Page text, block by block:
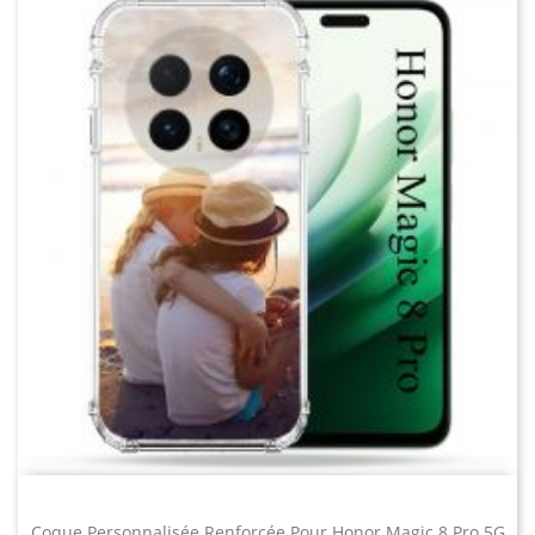
P30 Lite - Coque /
housse
personnalisée
P30 Pro - Coque /
personnalisée
P40 - Coque /
housse
personnalisée
P40 Lite 4G - Coque
/ Housse
personnalisée